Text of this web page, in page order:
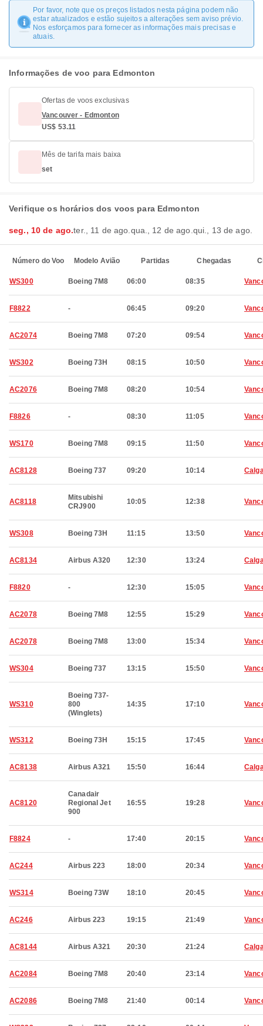
Por favor, note que os preços listados nesta página podem não
estar atualizados e estão sujeitos a alterações sem aviso prévio.
Nos esforçamos para fornecer as informações mais precisas e
atuais.
Informações de voo para Edmonton
Ofertas de voos exclusivas
Vancouver - Edmonton
US$ 53.11
Mês de tarifa mais baixa
set
Verifique os horários dos voos para Edmonton
seg., 10 de ago.ter., 11 de ago. qua., 12 de ago. qui., 13 de ago.
Número do Voo Modelo Avião Partidas Chegadas
WS300 Boeing 7M8 06:00 08:35
F8822 - 06:45 09:20
AC2074 Boeing 7M8 07:20 09:54
WS302 Boeing 73H 08:15 10:50
AC2076 Boeing 7M8 08:20 10:54
F8826 - 08:30 11:05
WS170 Boeing 7M8 09:15 11:50
AC8128 Boeing 737 09:20 10:14
AC8118
Mitsubishi
CRJ900
10:05 12:38
WS308 Boeing 73H 11:15 13:50
AC8134 Airbus A320 12:30 13:24
F8820 - 12:30 15:05
AC2078 Boeing 7M8 12:55 15:29
AC2078 Boeing 7M8 13:00 15:34
WS304 Boeing 737 13:15 15:50
WS310
Boeing 737-
800
(Winglets)
14:35 17:10
WS312 Boeing 73H 15:15 17:45
AC8138 Airbus A321 15:50 16:44
AC8120
Canadair
Regional Jet
900
16:55 19:28
F8824 - 17:40 20:15
AC244 Airbus 223 18:00 20:34
WS314 Boeing 73W 18:10 20:45
AC246 Airbus 223 19:15 21:49
AC8144 Airbus A321 20:30 21:24
AC2084 Boeing 7M8 20:40 23:14
AC2086 Boeing 7M8 21:40 00:14